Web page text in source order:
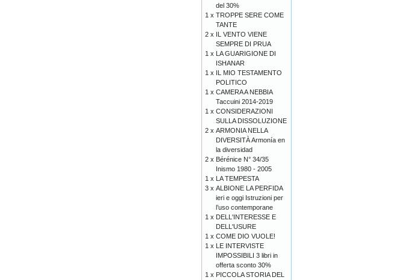
del 30%
1 x TROPPE SERE COME
TANTE
2 x IL VENTO VIENE
SEMPRE DI PRUA
1 x LA GUARIGIONE DI
ISHANAR
1 x IL MIO TESTAMENTO
POLITICO
1 x CAMERA A NEBBIA
Taccuini 2014-2019
1 x CONSIDERAZIONI
SULLA DISSOLUZIONE
2 x ARMONIA NELLA
DIVERSITÀ Armonía en
la diversidad
2 x Bérénice N° 34/35
Inismo 1980 - 2005
1 x LA TEMPESTA
3 x ALBIONE LA PERFIDA
ieri e oggi Istruzioni per
l’uso contemporane
1 x DELL'INTERESSE E
DELL'USURE
1 x COME DIO VUOLE!
1 x LE INTERVISTE
IMPOSSIBILI 3 libri in
offerta sconto 30%
1 x PICCOLA STORIA DEL